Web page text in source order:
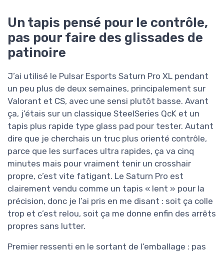
Un tapis pensé pour le contrôle,
pas pour faire des glissades de
patinoire
J’ai utilisé le Pulsar Esports Saturn Pro XL pendant
un peu plus de deux semaines, principalement sur
Valorant et CS, avec une sensi plutôt basse. Avant
ça, j’étais sur un classique SteelSeries QcK et un
tapis plus rapide type glass pad pour tester. Autant
dire que je cherchais un truc plus orienté contrôle,
parce que les surfaces ultra rapides, ça va cinq
minutes mais pour vraiment tenir un crosshair
propre, c’est vite fatigant. Le Saturn Pro est
clairement vendu comme un tapis « lent » pour la
précision, donc je l’ai pris en me disant : soit ça colle
trop et c’est relou, soit ça me donne enfin des arrêts
propres sans lutter.
Premier ressenti en le sortant de l’emballage : pas